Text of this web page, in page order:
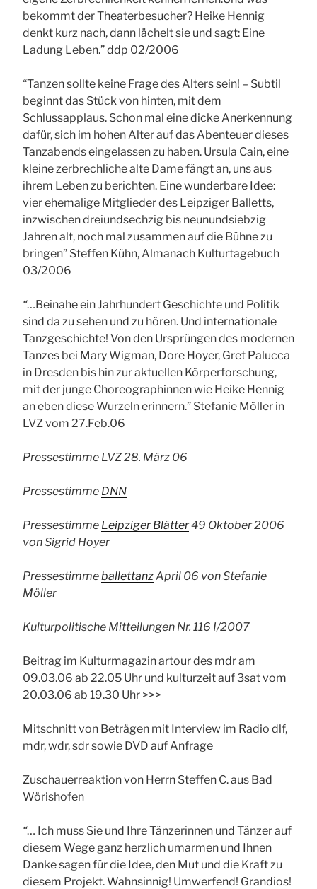
bekommt der Theaterbesucher? Heike Hennig
denkt kurz nach, dann lächelt sie und sagt: Eine
Ladung Leben.” ddp 02/2006
“Tanzen sollte keine Frage des Alters sein! – Subtil
beginnt das Stück von hinten, mit dem
Schlussapplaus. Schon mal eine dicke Anerkennung
dafür, sich im hohen Alter auf das Abenteuer dieses
Tanzabends eingelassen zu haben. Ursula Cain, eine
kleine zerbrechliche alte Dame fängt an, uns aus
ihrem Leben zu berichten. Eine wunderbare Idee:
vier ehemalige Mitglieder des Leipziger Balletts,
inzwischen dreiundsechzig bis neunundsiebzig
Jahren alt, noch mal zusammen auf die Bühne zu
bringen” Steffen Kühn, Almanach Kulturtagebuch
03/2006
“…Beinahe ein Jahrhundert Geschichte und Politik
sind da zu sehen und zu hören. Und internationale
Tanzgeschichte! Von den Ursprüngen des modernen
Tanzes bei Mary Wigman, Dore Hoyer, Gret Palucca
in Dresden bis hin zur aktuellen Körperforschung,
mit der junge Choreographinnen wie Heike Hennig
an eben diese Wurzeln erinnern.” Stefanie Möller in
LVZ vom 27.Feb.06
Pressestimme LVZ 28. März 06
Pressestimme DNN
Pressestimme Leipziger Blätter49 Oktober 2006
von Sigrid Hoyer
PressestimmeballettanzApril 06 von Stefanie
Möller
Kulturpolitische Mitteilungen Nr. 116 I/2007
Beitrag im Kulturmagazin artour des mdr am
09.03.06 ab 22.05 Uhr und kulturzeit auf 3sat vom
20.03.06 ab 19.30 Uhr >>>
Mitschnitt von Beträgen mit Interview im Radio dlf,
mdr, wdr, sdr sowie DVD auf Anfrage
Zuschauerreaktion von Herrn Steffen C. aus Bad
Wörishofen
“… Ich muss Sie und Ihre Tänzerinnen und Tänzer auf
diesem Wege ganz herzlich umarmen und Ihnen
Danke sagen für die Idee, den Mut und die Kraft zu
diesem Projekt. Wahnsinnig! Umwerfend! Grandios!